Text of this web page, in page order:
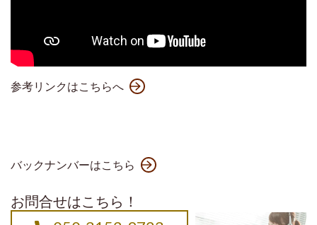
参考リンクはこちらへ
バックナンバーはこちら
お問合せはこちら！